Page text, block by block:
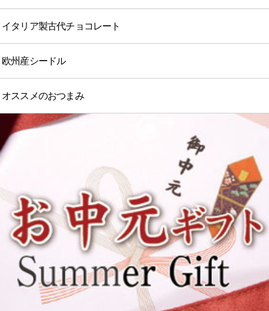
イタリア製古代チョコレート
欧州産シードル
オススメのおつまみ